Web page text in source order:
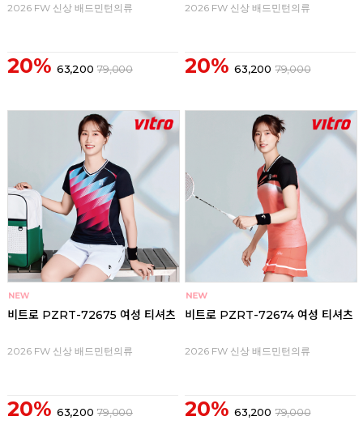
2026 FW 신상 배드민턴의류
20% 63,200 79,000
2026 FW 신상 배드민턴의류
20% 63,200 79,000
비트로 PZRT-72675 여성 티셔츠
2026 FW 신상 배드민턴의류
20% 63,200 79,000
비트로 PZRT-72674 여성 티셔츠
2026 FW 신상 배드민턴의류
20% 63,200 79,000